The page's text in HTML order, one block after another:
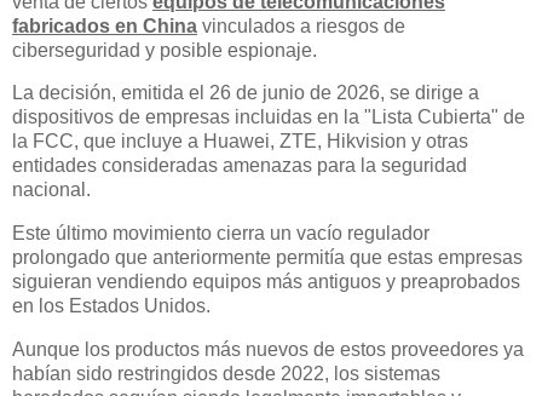
fabricados en China vinculados a riesgos de
ciberseguridad y posible espionaje.
La decisión, emitida el 26 de junio de 2026, se dirige a
dispositivos de empresas incluidas en la "Lista Cubierta" de
la FCC, que incluye a Huawei, ZTE, Hikvision y otras
entidades consideradas amenazas para la seguridad
nacional.
Este último movimiento cierra un vacío regulador
prolongado que anteriormente permitía que estas empresas
siguieran vendiendo equipos más antiguos y preaprobados
en los Estados Unidos.
Aunque los productos más nuevos de estos proveedores ya
habían sido restringidos desde 2022, los sistemas